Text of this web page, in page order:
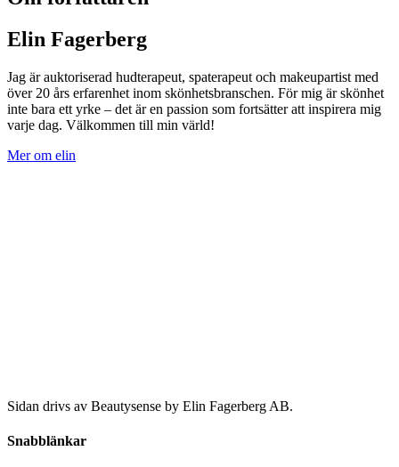
Elin Fagerberg
Jag är auktoriserad hudterapeut, spaterapeut och makeupartist med
över 20 års erfarenhet inom skönhetsbranschen. För mig är skönhet
inte bara ett yrke – det är en passion som fortsätter att inspirera mig
varje dag. Välkommen till min värld!
Mer om elin
Sidan drivs av Beautysense by Elin Fagerberg AB.
Snabblänkar